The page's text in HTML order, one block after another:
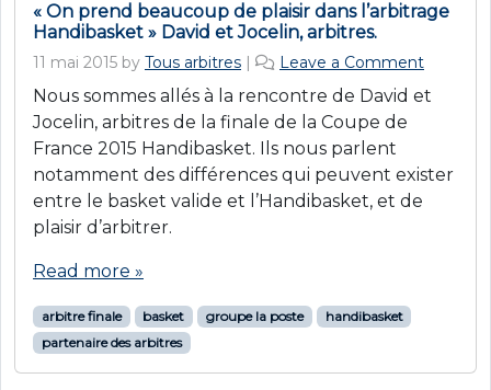
« On prend beaucoup de plaisir dans l’arbitrage
Handibasket » David et Jocelin, arbitres.
11 mai 2015 by Tous arbitres | Leave a Comment
Nous sommes allés à la rencontre de David et
Jocelin, arbitres de la finale de la Coupe de
France 2015 Handibasket. Ils nous parlent
notamment des différences qui peuvent exister
entre le basket valide et l’Handibasket, et de
plaisir d’arbitrer.
Read more »
arbitre finale basket groupe la poste
handibasket
partenaire des arbitres